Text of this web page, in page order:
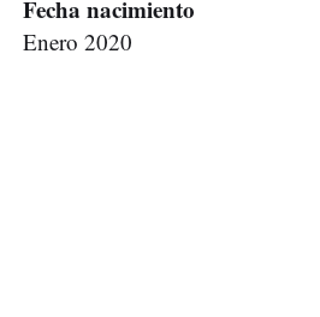
Fecha nacimiento
Enero 2020